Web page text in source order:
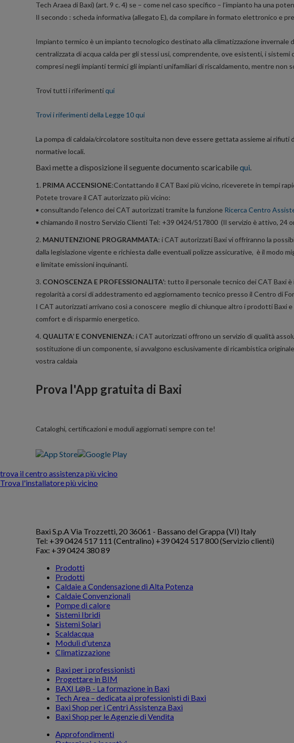
Tech Araea di Baxi) (art. 9 c. 4) se – come nel caso specifico – l’impianto ha una
Il secondo : scheda informativa (allegato E), da compilare in formato elettronico e
Impianto termico è un impianto tecnologico destinato alla climatizzazione invernale
centralizzata di acqua calda per gli stessi usi, comprendente, ove esistenti, i
compresi negli impianti termici gli impianti unifamiliari di riscaldamento, mentre
Trovi tutti i riferimentiqui
Trovi i riferimenti della Legge 10 qui
La pompa di caldaia/circolatore sostituita non deve essere gettata assieme ai
normative locali.
Baxi mette a disposizione il seguente documento scaricabilequi.
1. PRIMA ACCENSIONE:Contattando il CAT Baxi più vicino, riceverete in tempi
Potete trovare il CAT autorizzato più vicino:
• consultando l’elenco dei CAT autorizzati tramite la funzione Ricerca Centro
• chiamando il nostro Servizio Clienti Tel: +39 0424/517800 (Il servizio è attivo,
2. MANUTENZIONE PROGRAMMATA: i CAT autorizzati Baxi vi offriranno la
dalla legislazione vigente e richiesta dalle eventuali polizze assicurative, è il
e limitate emissioni inquinanti.
3. CONOSCENZA E PROFESSIONALITA’: tutto il personale tecnico dei CAT Baxi
regolarità a corsi di addestramento ed aggiornamento tecnico presso il Centro di
I CAT autorizzati arrivano così a conoscere meglio di chiunque altro i prodotti Baxi
comfort e di risparmio energetico.
4. QUALITA’ E CONVENIENZA: i CAT autorizzati offrono un servizio di qualità
sostituzione di un componente, si avvalgono esclusivamente di ricambistica
vostra caldaia
Prova l'App gratuita di Baxi
Cataloghi, certificazioni e moduli aggiornati sempre con te!
trova il centro assistenza più vicino
Trova l'installatore più vicino
Baxi S.p.AVia Trozzetti, 20 36061 - Bassano del Grappa (VI) Italy
Tel: +39 0424 517 111 (Centralino) +39 0424 517 800 (Servizio clienti)
Fax: +39 0424 380 89
Prodotti
Prodotti
Caldaie a Condensazione di Alta Potenza
Caldaie Convenzionali
Pompe di calore
Sistemi Ibridi
Sistemi Solari
Scaldacqua
Moduli d'utenza
Climatizzazione
Baxi per i professionisti
Progettare in BIM
BAXI L@B - La formazione in Baxi
Tech Area – dedicata ai professionisti di Baxi
Baxi Shop per i Centri Assistenza Baxi
Baxi Shop per le Agenzie di Vendita
Approfondimenti